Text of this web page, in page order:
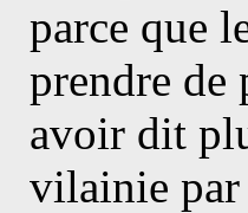
parce que
prendre de
avoir dit
vilainie par